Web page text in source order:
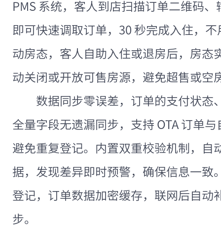
PMS 系统，客人到店扫描订单二维码
即可快速调取订单，30 秒完成入住，
动房态，客人自助入住或退房后，房态
动关闭或开放可售房源，避免超售或空
数据同步零误差，订单的支付状态
全量字段无遗漏同步，支持 OTA 订单
避免重复登记。内置双重校验机制，自
据，发现差异即时预警，确保信息一致
登记，订单数据加密缓存，联网后自动
步。